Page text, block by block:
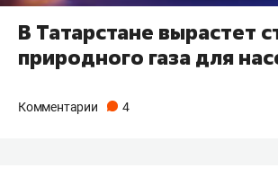
​В Татарстане вырастет
природного газа для
Комментарии 4